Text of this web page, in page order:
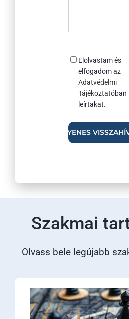
Consent
Elolvastam és
elfogadom az
Adatvédelmi
Tájékoztatóban
leírtakat.
Szakmai
Olvass bele legújabb